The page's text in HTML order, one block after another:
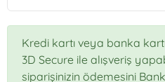
Kredi kartı veya banka
3D Secure ile alışveriş
siparişinizin ödemesini